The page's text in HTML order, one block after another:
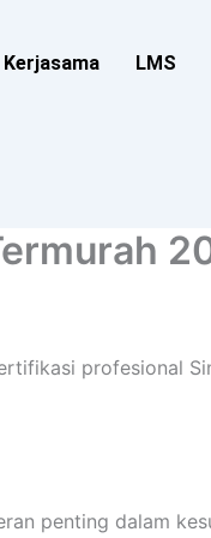
Kerjasama LMS
profesional
penting dalam